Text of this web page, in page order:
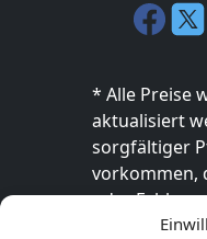
* Alle Preise
aktualisiert
sorgfältiger
vorkommen,
oder Fehler
endgültige